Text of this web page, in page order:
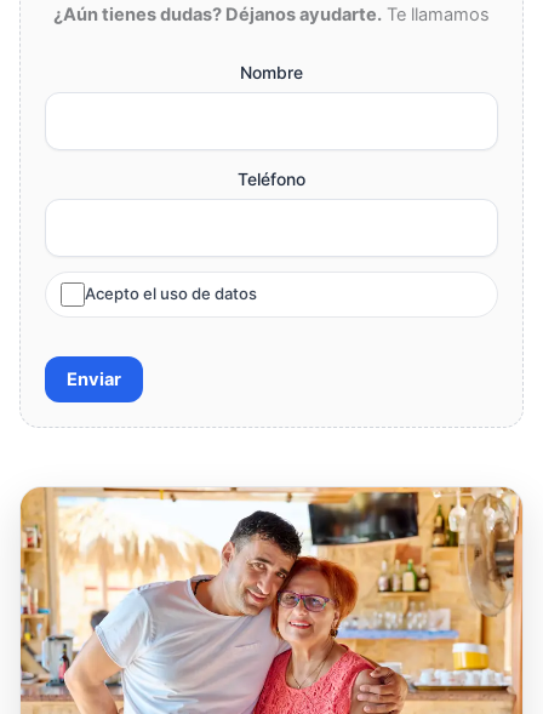
¿Aún tienes dudas? Déjanos ayudarte. Te llamamos
Nombre
Teléfono
Acepto el uso de datos
Enviar